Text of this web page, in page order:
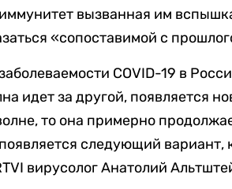
вызванная им
«сопоставимой с
COVID-19 в
идет за другой, появляется
то она примерно
следующий вариант,
вирусолог Анатолий